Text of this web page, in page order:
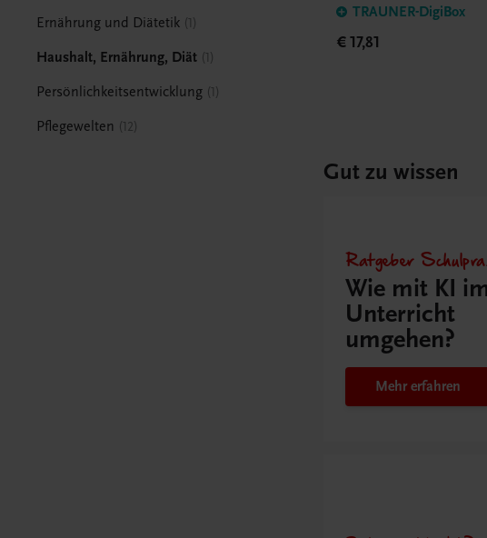
Ernährung und Diätetik 1
Haushalt, Ernährung, Diät 1
Persönlichkeitsentwicklung 1
Pflegewelten 12
TRAUNER-DigiBox
€ 17,81
Gut zu wissen
Ratgeber
Wie mit KI
Unterricht
umgehen?
Mehr erfahren